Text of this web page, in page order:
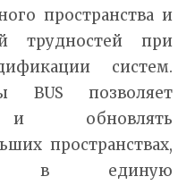
пространства и
трудностей при
систем.
BUS позволяет
и обновлять
пространствах,
в единую